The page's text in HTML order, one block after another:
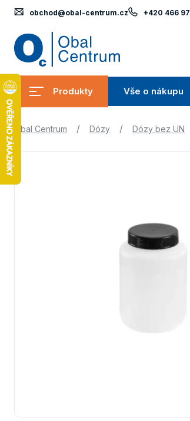
Produkty
Submenu
Produkty
Vše o nákupu
obchod@obal-centrum.cz +420 466
Obal Centrum / Dózy / Dózy bez UN